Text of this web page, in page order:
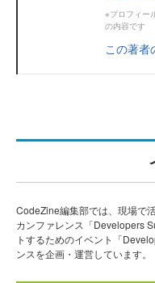
※プロフィー
の内容です
この著者
CodeZine編集部では、現場で
カンファレンス「Developers
トするためのイベント「
ンスを企画・運営しています。